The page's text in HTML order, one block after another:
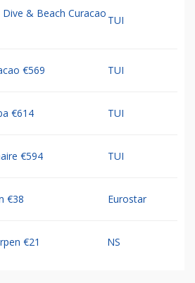
& Beach Curacao
TUI
€569 TUI
€614 TUI
€594 TUI
€38 Eurostar
€21 NS